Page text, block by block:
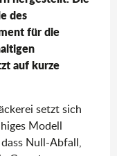
des
für die
auf kurze
setzt sich
Modell
Null-Abfall,